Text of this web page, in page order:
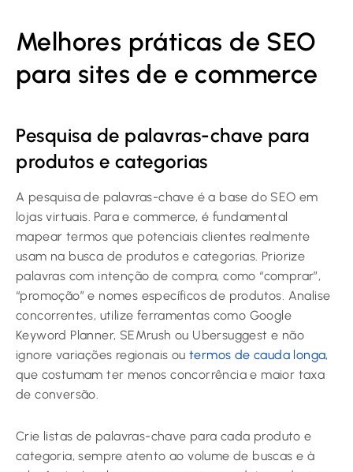
Melhores práticas de SEO
para sites de e commerce
Pesquisa de palavras-chave para
produtos e categorias
A pesquisa de palavras-chave é a base do SEO em
lojas virtuais. Para e commerce, é fundamental
mapear termos que potenciais clientes realmente
usam na busca de produtos e categorias. Priorize
palavras com intenção de compra, como “comprar”,
“promoção” e nomes específicos de produtos. Analise
concorrentes, utilize ferramentas como Google
Keyword Planner, SEMrush ou Ubersuggest e não
ignore variações regionais ou termos de cauda longa,
que costumam ter menos concorrência e maior taxa
de conversão.
Crie listas de palavras-chave para cada produto e
categoria, sempre atento ao volume de buscas e à